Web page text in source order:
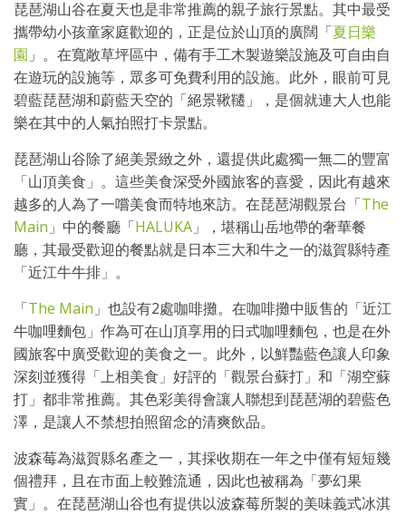
琵琶湖山谷在夏天也是非常推薦的親子旅行景點。其中最受
攜帶幼小孩童家庭歡迎的，正是位於山頂的廣闊「夏日樂
園 」。在寬敞草坪區中，備有手工木製遊樂設施及可自由自
在遊玩的設施等，眾多可免費利用的設施。此外，眼前可見
碧藍琵琶湖和蔚藍天空的「絕景鞦韆」，是個就連大人也能
樂在其中的人氣拍照打卡景點。
琵琶湖山谷除了絕美景緻之外，還提供此處獨一無二的豐富
「山頂美食」。這些美食深受外國旅客的喜愛，因此有越來
越多的人為了一嚐美食而特地來訪。在琵琶湖觀景台「The
Main 」中的餐廳「HALUKA 」，堪稱山岳地帶的奢華餐
廳，其最受歡迎的餐點就是日本三大和牛之一的滋賀縣特產
「近江牛牛排」。
「The Main 」也設有2處咖啡攤。在咖啡攤中販售的「近江
牛咖哩麵包」作為可在山頂享用的日式咖哩麵包，也是在外
國旅客中廣受歡迎的美食之一。此外，以鮮豔藍色讓人印象
深刻並獲得「上相美食」好評的「觀景台蘇打」和「湖空蘇
打」都非常推薦。其色彩美得會讓人聯想到琵琶湖的碧藍色
澤，是讓人不禁想拍照留念的清爽飲品。
波森莓為滋賀縣名產之一，其採收期在一年之中僅有短短幾
個禮拜，且在市面上較難流通，因此也被稱為「夢幻果
實」。在琵琶湖山谷也有提供以波森莓所製的美味義式冰淇